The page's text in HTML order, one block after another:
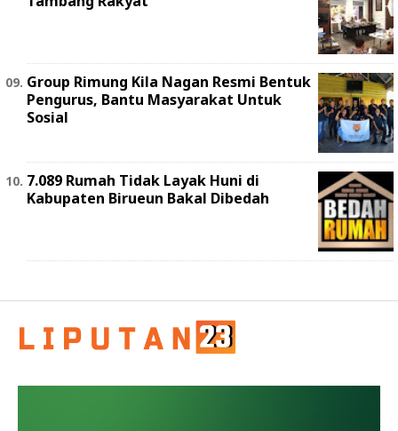
Group Rimung Kila Nagan Resmi Bentuk
Pengurus, Bantu Masyarakat Untuk
Sosial
7.089 Rumah Tidak Layak Huni di
Kabupaten Birueun Bakal Dibedah